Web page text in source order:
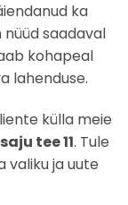
ka
nüüd saadaval
kohapeal
lahenduse.
külla meie
tee 11. Tule
valiku ja uute